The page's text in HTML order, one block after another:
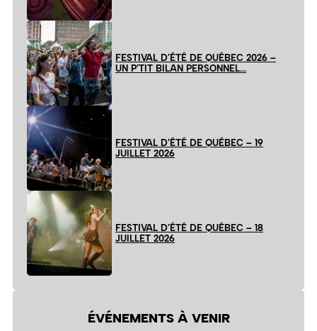
FESTIVAL D’ÉTÉ DE QUÉBEC 2026 –
UN P’TIT BILAN PERSONNEL…
FESTIVAL D’ÉTÉ DE QUÉBEC – 19
JUILLET 2026
FESTIVAL D’ÉTÉ DE QUÉBEC – 18
JUILLET 2026
ÉVÉNEMENTS À VENIR